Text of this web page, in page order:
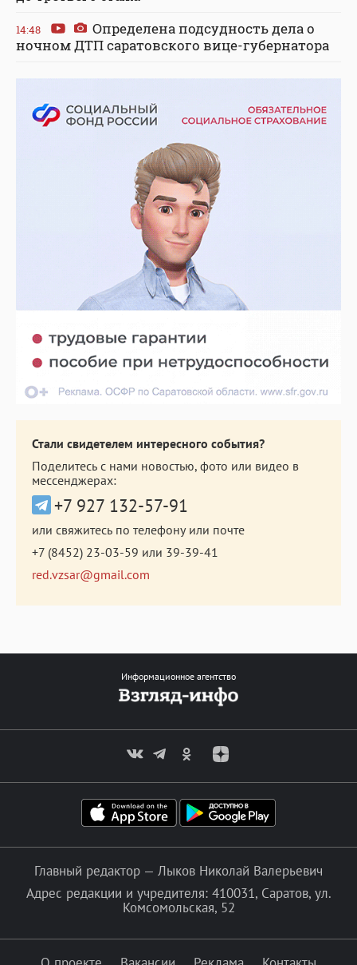
14:48
Определена подсудность дела о
ночном ДТП саратовского вице-губернатора
Стали свидетелем интересного события?
Поделитесь с нами новостью, фото или видео в
мессенджерах:
+7 927 132-57-91
или свяжитесь по телефону или почте
+7 (8452) 23-03-59 или 39-39-41
red.vzsar@gmail.com
Информационное агентство
Главный редактор — Лыков Николай Валерьевич
Адрес редакции и учредителя: 410031, Саратов, ул.
Комсомольская, 52